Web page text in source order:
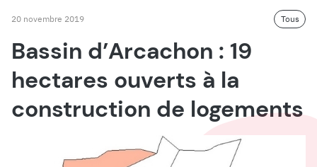
20 novembre 2019 Tous
Bassin d’Arcachon : 19
hectares ouverts à la
construction de logements